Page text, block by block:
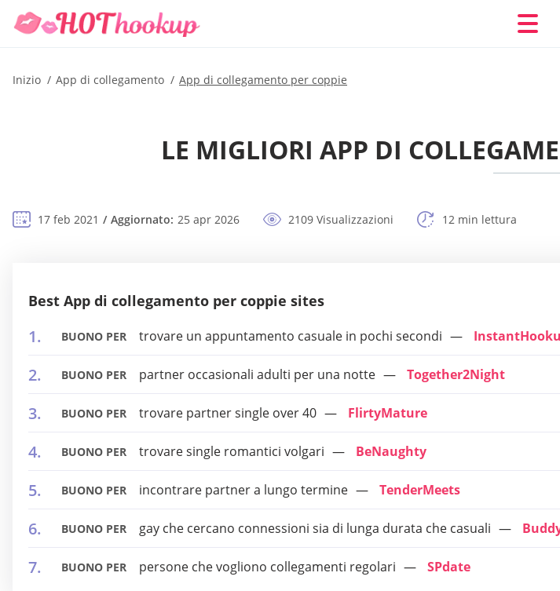
Inizio App di collegamento App di collegamento per coppie
LE MIGLIORI APP DI
17 feb 2021 Aggiornato: 25 apr 2026 2109 Visualizzazioni 12 min lettura
Best App di collegamento per coppie sites
BUONO PER trovare un appuntamento casuale in pochi secondi
BUONO PER partner occasionali adulti per una notte Together2Night
BUONO PER trovare partner single over 40 FlirtyMature
BUONO PER trovare single romantici volgari BeNaughty
BUONO PER incontrare partner a lungo termine TenderMeets
BUONO PER gay che cercano connessioni sia di lunga durata che casuali
BUONO PER persone che vogliono collegamenti regolari SPdate